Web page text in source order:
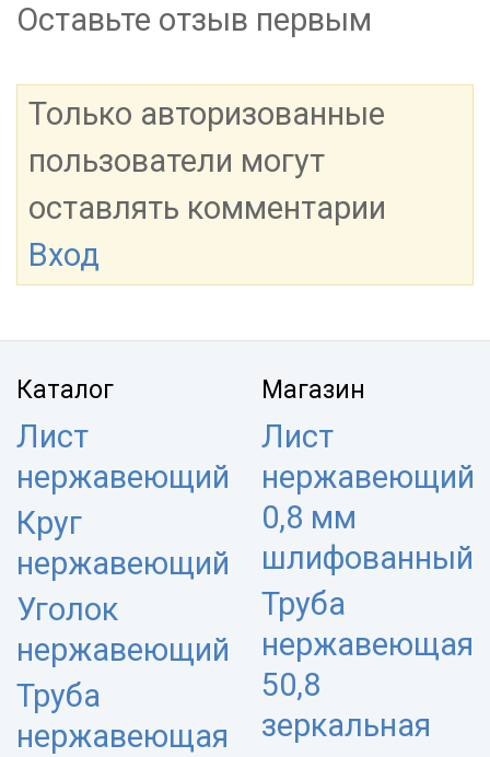
Оставьте отзыв первым
Только авторизованные
пользователи могут
оставлять комментарии
Вход
Каталог
Лист
нержавеющий
Круг
нержавеющий
Уголок
нержавеющий
Труба
нержавеющая
Магазин
Лист
нержавеющий
0,8 мм
шлифованный
Труба
нержавеющая
50,8
зеркальная